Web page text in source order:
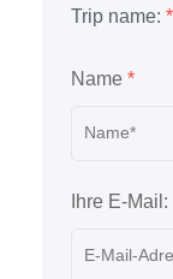
Trip name: *
Name *
Ihre E-Mail: